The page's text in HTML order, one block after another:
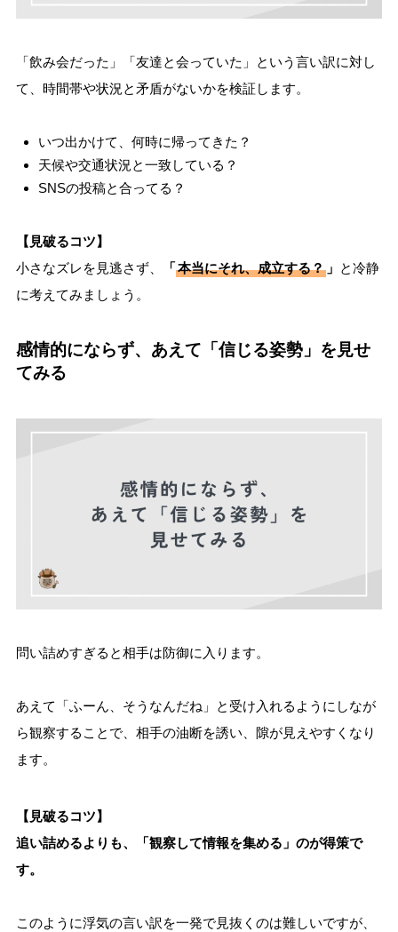
「飲み会だった」「友達と会っていた」という言い訳に対し
て、時間帯や状況と矛盾がないかを検証します。
いつ出かけて、何時に帰ってきた？
天候や交通状況と一致している？
SNSの投稿と合ってる？
【見破るコツ】
小さなズレを見逃さず、
「本当にそれ、成立する？」 と冷静
に考えてみましょう。
感情的にならず、あえて「信じる姿勢」を見せ
てみる
問い詰めすぎると相手は防御に入ります。
あえて「ふーん、そうなんだね」と受け入れるようにしなが
ら観察することで、相手の油断を誘い、隙が見えやすくなり
ます。
【見破るコツ】
追い詰めるよりも、「観察して情報を集める」のが得策で
す。
このように浮気の言い訳を一発で見抜くのは難しいですが、